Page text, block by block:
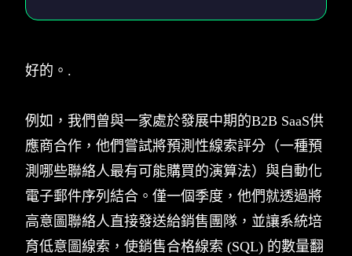
好的。.
例如，我們曾與一家處於發展中期的B2B SaaS供
應商合作，他們嘗試將預測性線索評分（一種預
測哪些聯絡人最有可能購買的演算法）與自動化
電子郵件序列結合。僅一個季度，他們就透過將
高意圖聯絡人直接發送給銷售團隊，並讓系統培
育低意圖線索，使銷售合格線索 (SQL) 的數量翻